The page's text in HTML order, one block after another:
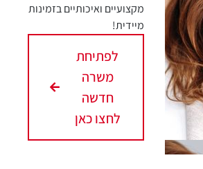
מקצועיים ואיכותיים בזמינות
מיידית!
לפתיחת
משרה
חדשה
לחצו כאן